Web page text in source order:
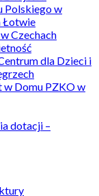
Polskiego w
Łotwie
Czechach
dla Dzieci i
w Domu PZKO w
dotacji –